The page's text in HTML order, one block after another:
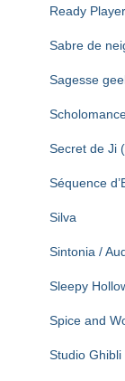
Ready
Sabre de
Sagesse
Secret de Ji
Séquence
Silva
Sintonia /
Sleepy
Spice and
Studio Ghibli